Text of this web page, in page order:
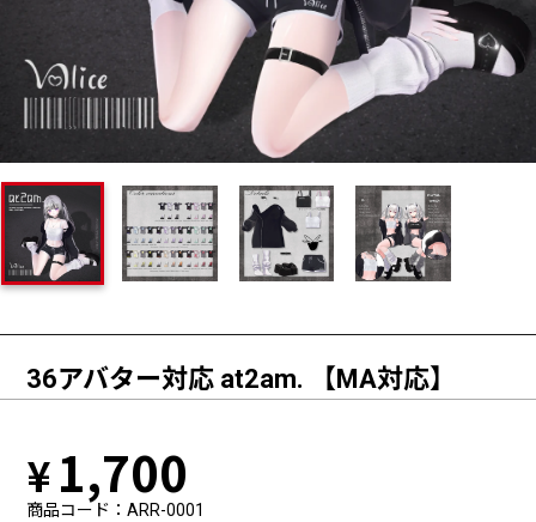
36アバター対応 at2am. 【MA対応】
1,700
商品コード
ARR-0001